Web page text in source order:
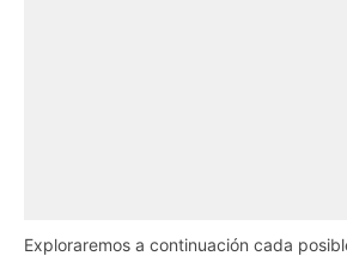
Exploraremos a continuación cada